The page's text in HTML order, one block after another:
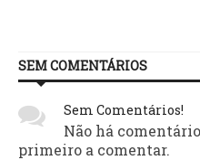
SEM COMENTÁRIOS
Sem Comentários!
Não há
primeiro a comentar.